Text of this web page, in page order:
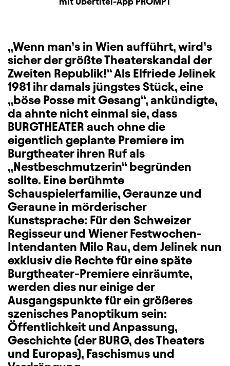
„Wenn man’s in Wien aufführt, wird’s
sicher der größte Theaterskandal der
Zweiten Republik!“ Als Elfriede Jelinek
1981 ihr damals jüngstes Stück, eine
„böse Posse mit Gesang“, ankündigte,
da ahnte nicht einmal sie, dass
BURGTHEATER auch ohne die
eigentlich geplante Premiere im
Burgtheater ihren Ruf als
„Nestbeschmutzerin“ begründen
sollte. Eine berühmte
Schauspielerfamilie, Geraunze und
Geraune in mörderischer
Kunstsprache: Für den Schweizer
Regisseur und Wiener Festwochen-
Intendanten Milo Rau, dem Jelinek nun
exklusiv die Rechte für eine späte
Burgtheater-Premiere einräumte,
werden dies nur einige der
Ausgangspunkte für ein größeres
szenisches Panoptikum sein:
Öffentlichkeit und Anpassung,
Geschichte (der BURG, des Theaters
und Europas), Faschismus und